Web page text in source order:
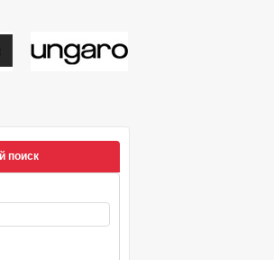
от
поиск